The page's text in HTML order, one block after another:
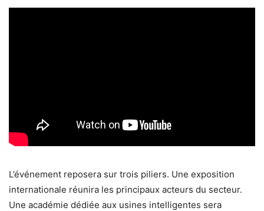
L’événement reposera sur trois piliers. Une exposition
internationale réunira les principaux acteurs du secteur.
Une académie dédiée aux usines intelligentes sera